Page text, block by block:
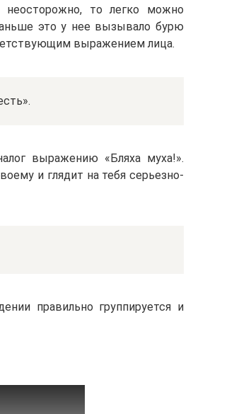
неосторожно, то легко можно
это у нее вызывало бурю
выражением лица.
выражению «Бляха муха!».
и глядит на тебя серьезно-
правильно группируется и